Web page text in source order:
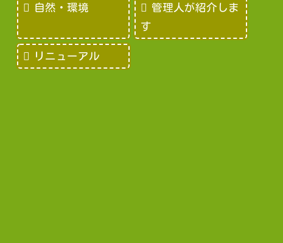
自然・環境
管理人が紹介しま
す
リニューアル